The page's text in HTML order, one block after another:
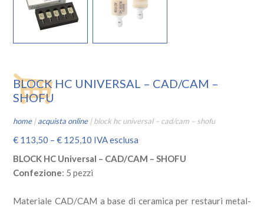
BLOCK HC UNIVERSAL – CAD/CAM –
SHOFU
home|acquista online|block hc universal – cad/cam – shofu
€ 113,50 –€ 125,10 IVA esclusa
BLOCK HC Universal – CAD/CAM – SHOFU
Confezione: 5 pezzi
Materiale CAD/CAM a base di ceramica per restauri metal-